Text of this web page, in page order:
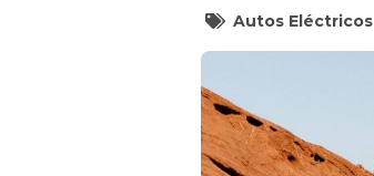
Autos Eléctricos